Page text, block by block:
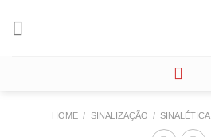
HOME / SINALIZAÇÃO / SINALÉTICA